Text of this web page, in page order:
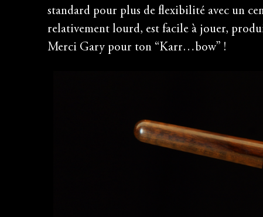
standard pour plus de flexibilité avec un
relativement lourd, est facile à jouer,
Merci Gary pour ton “Karr…bow” !